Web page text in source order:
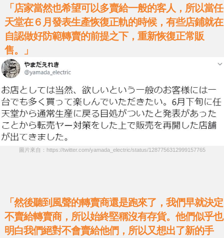
「店家當然也希望可以多賣給一般的客人，所以當任
天堂在６月發表生產恢復正軌的時候，有些店鋪就在
自認做好防範轉賣的前提之下，重新恢復正常販
售。」
圖片來自：https://twitter.com/yamada_electric/status/1287756312999157765
「然後聽到風聲的轉賣商還是跑來了，我們早就決定
不賣給轉賣商，所以始終堅稱沒有存貨。他們似乎也
明白我們絕對不會賣給他們，所以又想出了新的手